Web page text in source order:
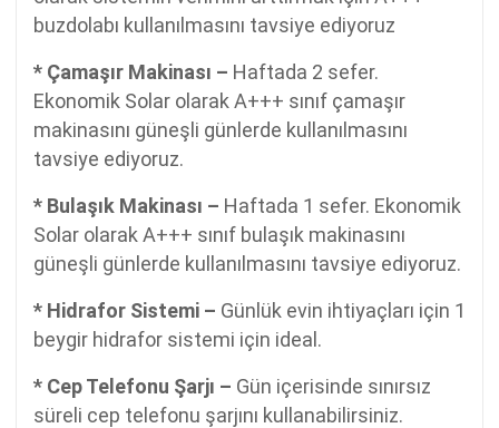
buzdolabı kullanılmasını tavsiye ediyoruz
* Çamaşır Makinası – Haftada 2 sefer.
Ekonomik Solar olarak A+++ sınıf çamaşır
makinasını güneşli günlerde kullanılmasını
tavsiye ediyoruz.
* Bulaşık Makinası – Haftada 1 sefer. Ekonomik
Solar olarak A+++ sınıf bulaşık makinasını
güneşli günlerde kullanılmasını tavsiye ediyoruz.
* Hidrafor Sistemi – Günlük evin ihtiyaçları için 1
beygir hidrafor sistemi için ideal.
* Cep Telefonu Şarjı – Gün içerisinde sınırsız
süreli cep telefonu şarjını kullanabilirsiniz.